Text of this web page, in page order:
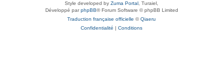
Style developed by Zuma Portal , Turaiel,
Développé parphpBB® Forum Software © phpBB Limited
Traduction française officielle ©Qiaeru
Confidentialité | Conditions